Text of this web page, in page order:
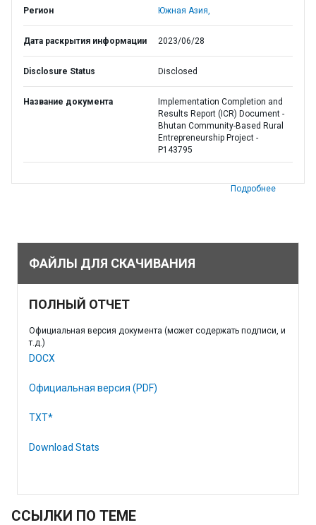
Регион Южная Азия,
Дата раскрытия информации 2023/06/28
Disclosure Status Disclosed
Название документа
Implementation Completion and
Results Report (ICR) Document -
Bhutan Community-Based Rural
Entrepreneurship Project -
P143795
Подробнее
ФАЙЛЫ ДЛЯ СКАЧИВАНИЯ
ПОЛНЫЙ ОТЧЕТ
Официальная версия документа (может содержать подписи, и
т.д.)
DOCX
Официальная версия (PDF)
TXT*
Download Stats
ССЫЛКИ ПО ТЕМЕ